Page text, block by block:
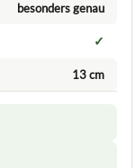
besonders genau
✓
13 cm